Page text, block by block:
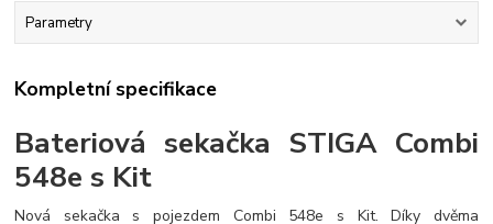
Parametry
Kompletní specifikace
Bateriová sekačka STIGA Combi
548e s Kit
Nová sekačka s pojezdem Combi 548e s Kit. Díky dvěma